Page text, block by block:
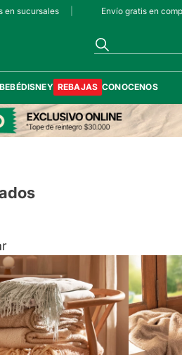
sucursales Envío gratis en
DISNEY REBAJAS CONOCENOS